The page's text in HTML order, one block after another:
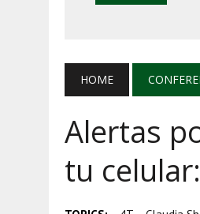
AGOSTO 5, 2026 |
AGOSTO 5, 2026
HOME
Alertas
tu